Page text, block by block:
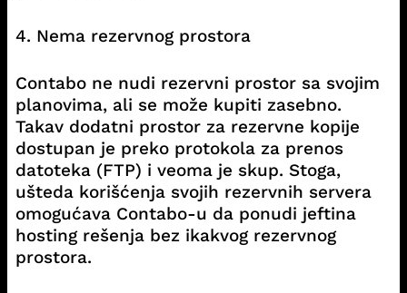
4. Nema rezervnog prostora
Contabo ne nudi rezervni prostor sa svojim
planovima, ali se može kupiti zasebno.
Takav dodatni prostor za rezervne kopije
dostupan je preko protokola za prenos
datoteka (FTP) i veoma je skup. Stoga,
ušteda korišćenja svojih rezervnih servera
omogućava Contabo-u da ponudi jeftina
hosting rešenja bez ikakvog rezervnog
prostora.